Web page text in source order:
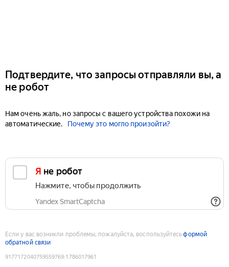
Подтвердите, что запросы отправляли вы, а
не робот
Нам очень жаль, но запросы с вашего устройства похожи на
автоматические.
Почему это могло произойти?
Я не робот
Нажмите, чтобы продолжить
Yandex SmartCaptcha
Если у вас возникли проблемы, пожалуйста, воспользуйтесьформой
обратной связи
9177172040759559769:1786017961